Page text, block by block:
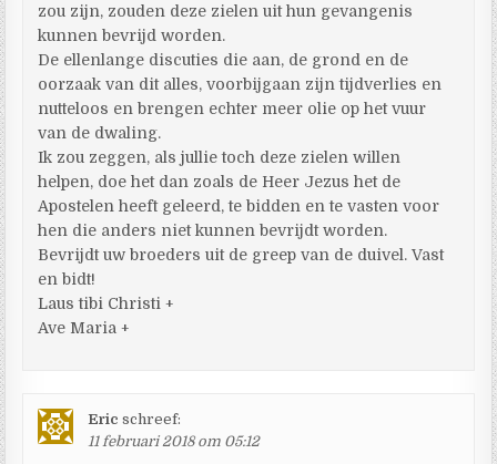
zou zijn, zouden deze zielen uit hun gevangenis
kunnen bevrijd worden.
De ellenlange discuties die aan, de grond en de
oorzaak van dit alles, voorbijgaan zijn tijdverlies en
nutteloos en brengen echter meer olie op het vuur
van de dwaling.
Ik zou zeggen, als jullie toch deze zielen willen
helpen, doe het dan zoals de Heer Jezus het de
Apostelen heeft geleerd, te bidden en te vasten voor
hen die anders niet kunnen bevrijdt worden.
Bevrijdt uw broeders uit de greep van de duivel. Vast
en bidt!
Laus tibi Christi +
Ave Maria +
Eric schreef:
11 februari 2018 om 05:12